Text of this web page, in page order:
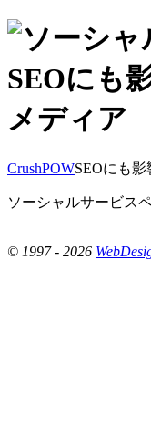
SEOにも
メディア
CrushPOWSEOにも
ソーシャルサービス
© 1997 - 2026